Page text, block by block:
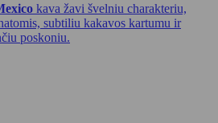
kava žavi švelniu charakteriu,
subtiliu kakavos kartumu ir
poskoniu.